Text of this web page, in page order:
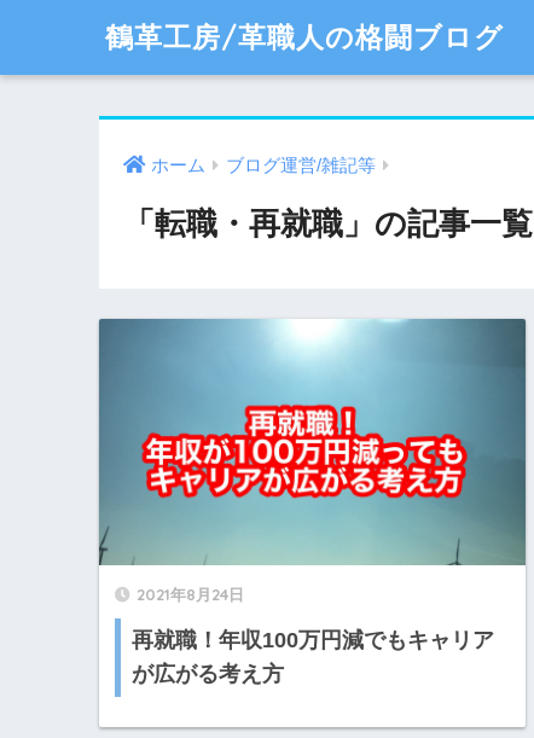
鶴革工房/革職人の格闘ブログ
ホーム ブログ運営/雑記等
「転職・再就職」の記事一覧
2021年8月24日
再就職！年収100万円減でもキャリア
が広がる考え方